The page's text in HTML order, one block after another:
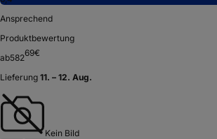
Ansprechend
Produktbewertung
ab58269€
Lieferung 11. – 12. Aug.
Kein Bild